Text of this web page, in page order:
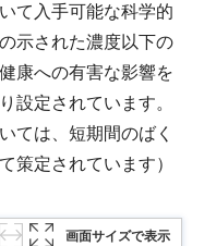
て入手可能な科学的
示された濃度以下の
康への有害な影響を
設定されています。
ては、短期間のばく
策定されています）
画面サイズで表示